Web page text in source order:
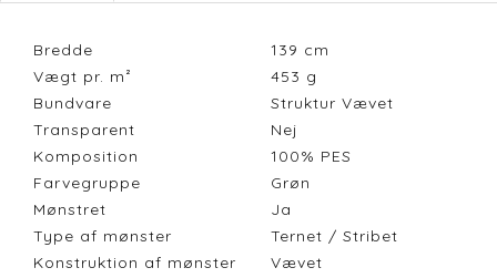
Bredde 139 cm
Vægt pr. m²
453 g
Bundvare
Struktur Vævet
Transparent
Nej
Komposition
100% PES
Farvegruppe
Grøn
Mønstret
Ja
Type af mønster
Ternet / Stribet
Konstruktion af mønster
Vævet